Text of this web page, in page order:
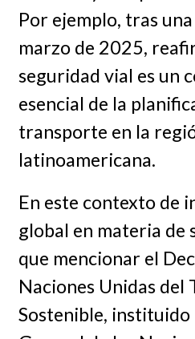
Por ejemplo, tras
marzo de 2025,
seguridad vial es un
esencial de la
transporte en la
latinoamericana.
En este contexto de
global en materia de
que mencionar el
Naciones Unidas del
Sostenible, instituido